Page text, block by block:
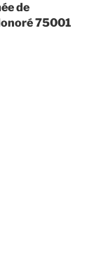
de
75001